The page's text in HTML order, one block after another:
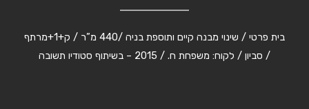
בית פרטי / שינוי מבנה קיים ותוספת בניה /440 מ”ר / ק+1+מרתף
/ סביון / לקוח: משפחת ח. / 2015 – בשיתוף סטודיו תשובה